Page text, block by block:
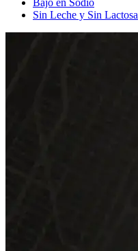
Sin Leche y Sin Lactosa